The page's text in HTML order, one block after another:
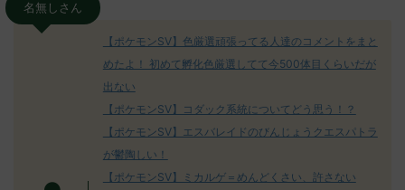
名無しさん
【ポケモンSV】色厳選頑張ってる人達のコメントをまと
めたよ！ 初めて孵化色厳選してて今500体目くらいだが
出ない
【ポケモンSV】コダック系統についてどう思う！？
【ポケモンSV】エスバレイドのびんじょうクエスパトラ
が鬱陶しい！
【ポケモンSV】ミカルゲ＝めんどくさい、許さない